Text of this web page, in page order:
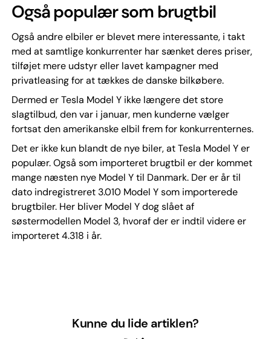
Også populær som brugtbil
Også andre elbiler er blevet mere interessante, i takt
med at samtlige konkurrenter har sænket deres priser,
tilføjet mere udstyr eller lavet kampagner med
privatleasing for at tækkes de danske bilkøbere.
Dermed er Tesla Model Y ikke længere det store
slagtilbud, den var i januar, men kunderne vælger
fortsat den amerikanske elbil frem for konkurrenternes.
Det er ikke kun blandt de nye biler, at Tesla Model Y er
populær. Også som importeret brugtbil er der kommet
mange næsten nye Model Y til Danmark. Der er år til
dato indregistreret 3.010 Model Y som importerede
brugtbiler. Her bliver Model Y dog slået af
søstermodellen Model 3, hvoraf der er indtil videre er
importeret 4.318 i år.
Kunne du lide artiklen?